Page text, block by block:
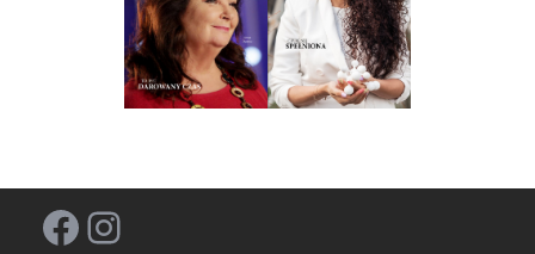
Facebook Instagram